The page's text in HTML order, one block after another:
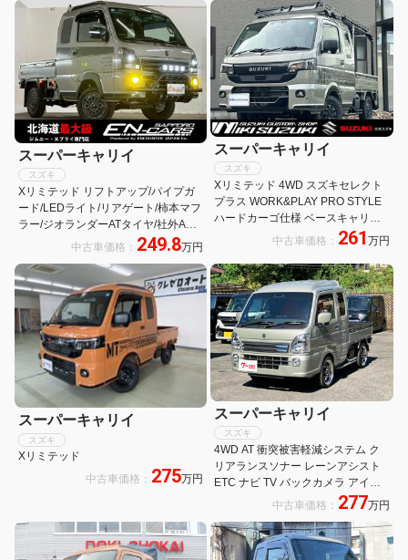
スーパーキャリイ
スズキ
Xリミテッド リフトアップ/パイプガ
ード/LEDライト/リアゲート/柿本マフ
ラー/ジオランダーATタイヤ/社外AW/
マックスライナーガード/ナビ/前後カ
ミラー/社外ハンドル
中古車価格： 249.8万円
スーパーキャリイ
スズキ
Xリミテッド 4WD スズキセレクト
プラス WORK&PLAY PRO STYLE
ハードカーゴ仕様 ベースキャリア
ルーフラック ユーティリティパネ
ル マッドフラップ フューエルキャ
ップ アウトドア キャンプ
中古車価格： 261 万円
スーパーキャリイ
スズキ
Xリミテッド
中古車価格： 275万円
スーパーキャリイ
スズキ
4WD AT 衝突被害軽減システム ク
リアランスソナー レーンアシスト
ETC ナビ TV バックカメラ アイド
リングストップ 電動格納ミラー オ
ートライト アルミホイール ESC
中古車価格： 277万円